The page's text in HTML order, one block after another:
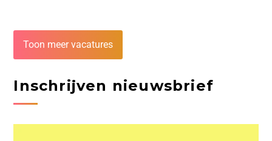
Toon meer vacatures
Inschrijven nieuwsbrief